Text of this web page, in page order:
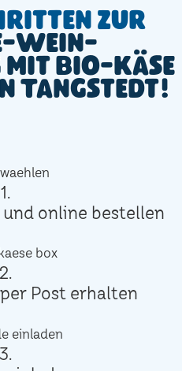
zur
Wein-
Bio-Käse
Tangstedt!
1.
online bestellen
2.
Post erhalten
3.